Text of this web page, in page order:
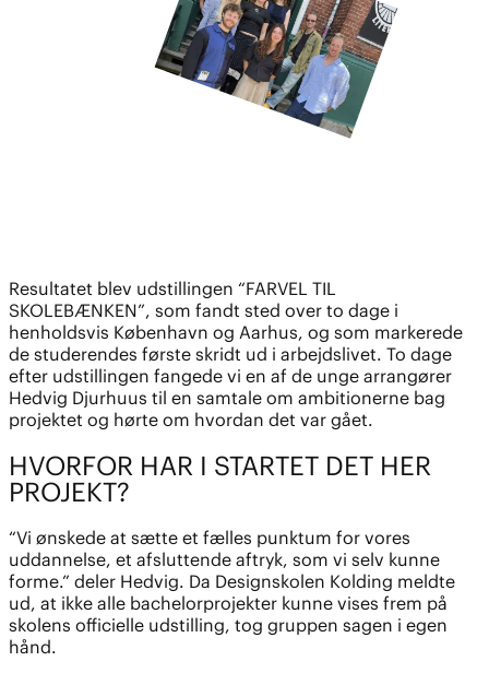
Resultatet blev udstillingen “FARVEL TIL
SKOLEBÆNKEN”, som fandt sted over to dage i
henholdsvis København og Aarhus, og som markerede
de studerendes første skridt ud i arbejdslivet. To dage
efter udstillingen fangede vi en af de unge arrangører
Hedvig Djurhuus til en samtale om ambitionerne bag
projektet og hørte om hvordan det var gået.
HVORFOR HAR I STARTET DET HER
PROJEKT?
“Vi ønskede at sætte et fælles punktum for vores
uddannelse, et afsluttende aftryk, som vi selv kunne
forme.” deler Hedvig. Da Designskolen Kolding meldte
ud, at ikke alle bachelorprojekter kunne vises frem på
skolens officielle udstilling, tog gruppen sagen i egen
hånd.